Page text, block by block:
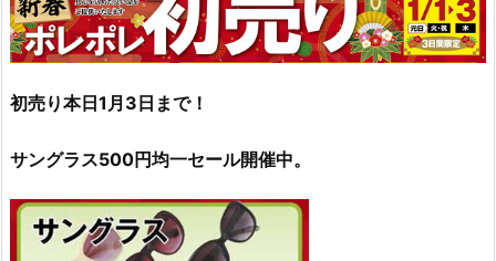
初売り本日1月3日まで！
サングラス500円均一セール開催中。